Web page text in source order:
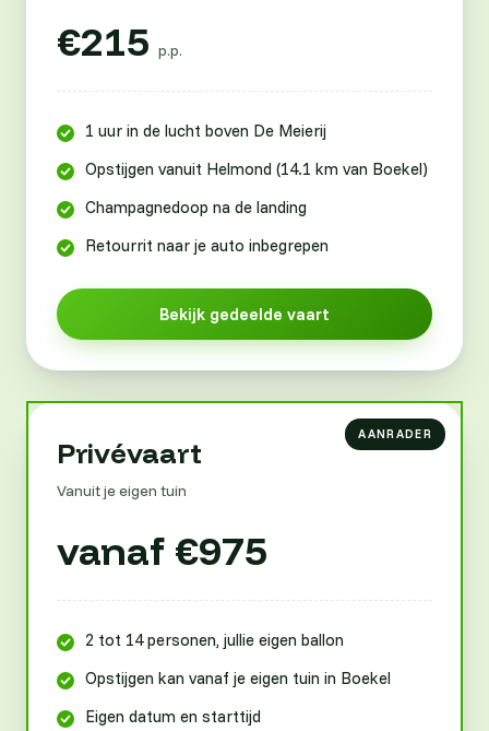
€215 p.p.
1 uur in de lucht boven De Meierij
Opstijgen vanuit Helmond (14.1 km van Boekel)
Champagnedoop na de landing
Retourrit naar je auto inbegrepen
Bekijk gedeelde vaart
Privévaart
Vanuit je eigen tuin
vanaf €975
2 tot 14 personen, jullie eigen ballon
Opstijgen kan vanaf je eigen tuin in Boekel
Eigen datum en starttijd